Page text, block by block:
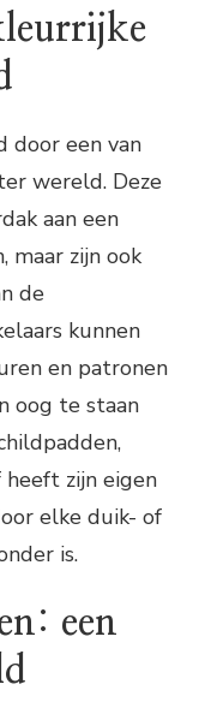
door een van
wereld. Deze
aan een
maar zijn ook
de
kunnen
en patronen
oog te staan
heeft zijn eigen
elke duik- of
is.
een